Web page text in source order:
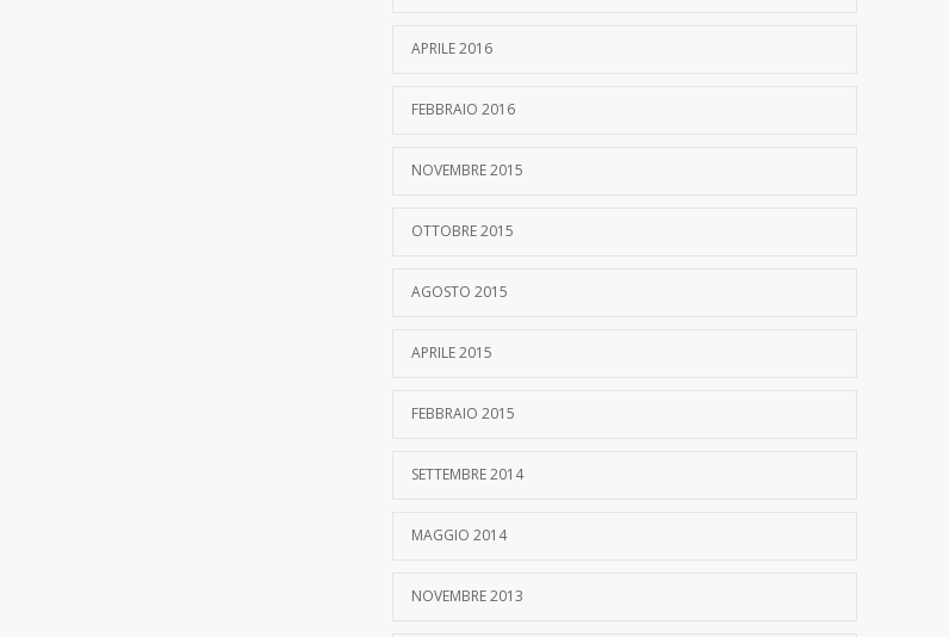
APRILE 2016
FEBBRAIO 2016
NOVEMBRE 2015
OTTOBRE 2015
AGOSTO 2015
APRILE 2015
FEBBRAIO 2015
SETTEMBRE 2014
MAGGIO 2014
NOVEMBRE 2013